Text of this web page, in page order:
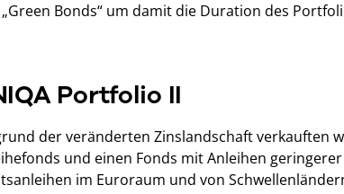
Bonds“ um damit die Duration des
Portfolio II
der veränderten Zinslandschaft verkauften
und einen Fonds mit Anleihen
im Euroraum und von